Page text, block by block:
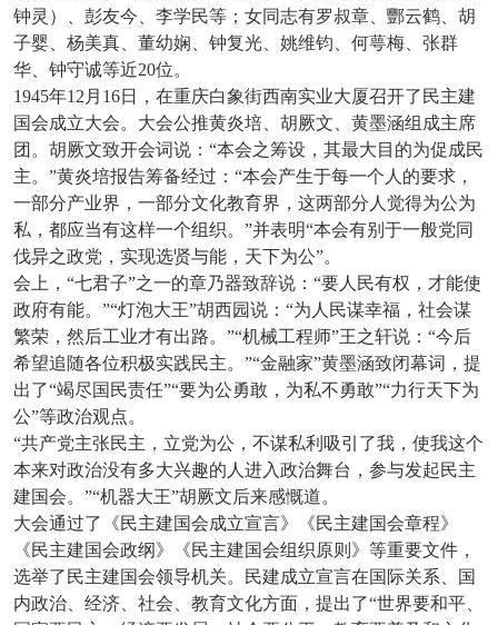
钟灵）、彭友今、李学民等；女同志有罗叔章、酆云鹤、胡
子婴、杨美真、董幼娴、钟复光、姚维钧、何萼梅、张群
华、钟守诚等近20位。
1945年12月16日，在重庆白象街西南实业大厦召开了民主建
国会成立大会。大会公推黄炎培、胡厥文、黄墨涵组成主席
团。胡厥文致开会词说：“本会之筹设，其最大目的为促成民
主。”黄炎培报告筹备经过：“本会产生于每一个人的要求，
一部分产业界，一部分文化教育界，这两部分人觉得为公为
私，都应当有这样一个组织。”并表明“本会有别于一般党同
伐异之政党，实现选贤与能，天下为公”。
会上，“七君子”之一的章乃器致辞说：“要人民有权，才能使
政府有能。”“灯泡大王”胡西园说：“为人民谋幸福，社会谋
繁荣，然后工业才有出路。”“机械工程师”王之轩说：“今后
希望追随各位积极实践民主。”“金融家”黄墨涵致闭幕词，提
出了“竭尽国民责任”“要为公勇敢，为私不勇敢”“力行天下为
公”等政治观点。
“共产党主张民主，立党为公，不谋私利吸引了我，使我这个
本来对政治没有多大兴趣的人进入政治舞台，参与发起民主
建国会。”“机器大王”胡厥文后来感慨道。
大会通过了《民主建国会成立宣言》《民主建国会章程》
《民主建国会政纲》《民主建国会组织原则》等重要文件，
选举了民主建国会领导机关。民建成立宣言在国际关系、国
内政治、经济、社会、教育文化方面，提出了“世界要和平、